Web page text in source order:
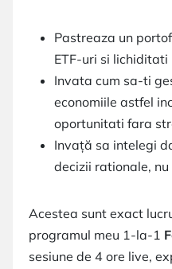
Pastreaza un
ETF-uri si
Invata cum sa-ti
economiile astfel
oportunitati fara
Invață sa intelegi
decizii rationale,
Acestea sunt exact
programul meu 1-la-1
sesiune de 4 ore live,